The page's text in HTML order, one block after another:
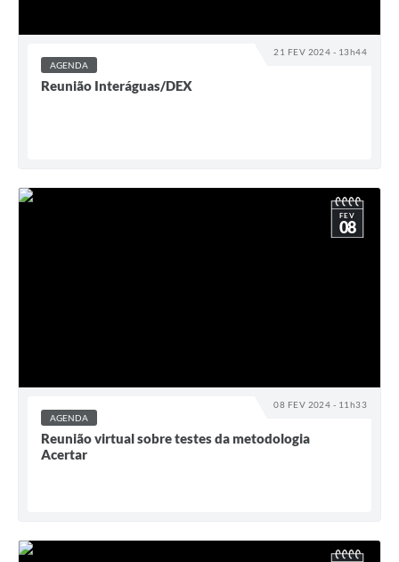
21 FEV 2024 - 13h44
AGENDA
Reunião Interáguas/DEX
08 FEV 2024 - 11h33
FEV
08
AGENDA
Reunião virtual sobre testes da metodologia
Acertar